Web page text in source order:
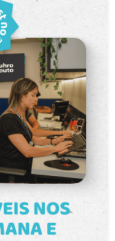
com uma sala
sacada, que
e iluminação
permitindo
a
portaria com
e visitantes
A
da Justiça
do Michigan
O Condomínio